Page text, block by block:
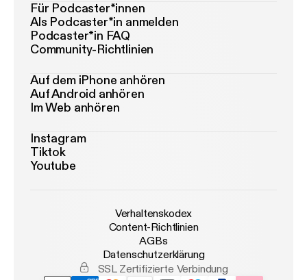
Für Podcaster*innen
Als Podcaster*in anmelden
Podcaster*in FAQ
Community-Richtlinien
Auf dem iPhone anhören
Auf Android anhören
Im Web anhören
Instagram
Tiktok
Youtube
Verhaltenskodex
Content-Richtlinien
AGBs
Datenschutzerklärung
SSL Zertifizierte Verbindung